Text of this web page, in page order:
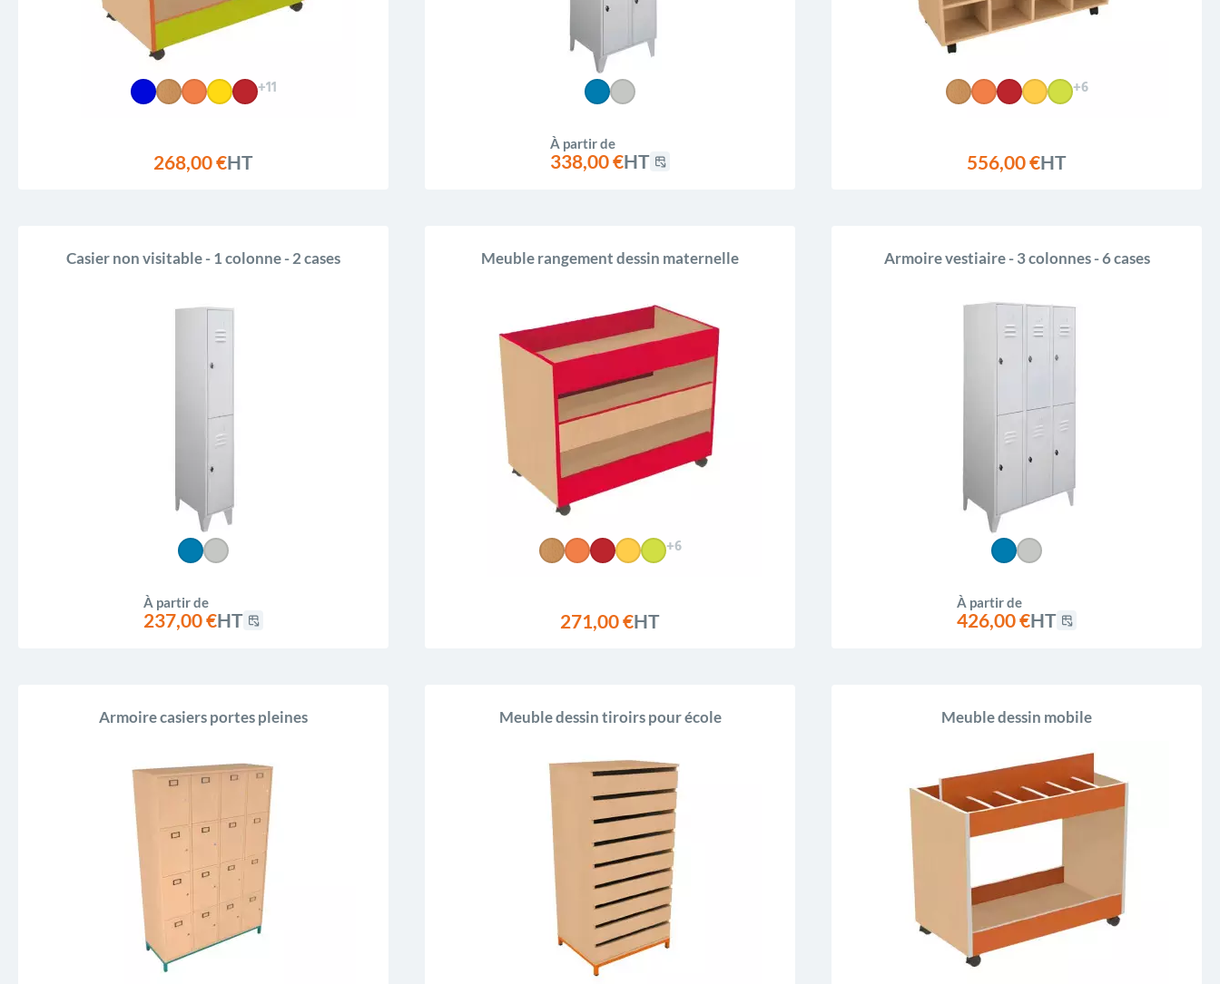
+11
268,00 €HT
À partir de
338,00 €HT
+6
556,00 €HT
Casier non visitable - 1 colonne - 2 cases
À partir de
237,00 €HT
Meuble rangement dessin maternelle
+6
271,00 €HT
Armoire vestiaire - 3 colonnes - 6 cases
À partir de
426,00 €HT
Armoire casiers portes pleines Meuble dessin tiroirs pour école Meuble dessin mobile